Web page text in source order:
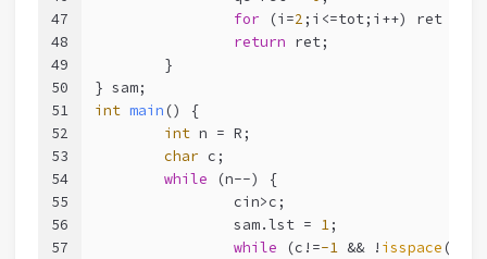
47
48
49
50
51
52
53
54
55
56
57
for (i=2 ;i<=tot;i++) ret
return ret;
	}
} sam;
int main ()
{
int n = R;
char c;
while (n--) {
		cin>c;
		sam.lst =
1;
while (c!=-1 && ! isspace (c))